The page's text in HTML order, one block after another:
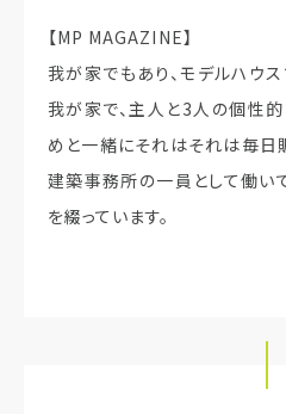
【MP MAGAZINE】
我が家でもあり、モデルハウ
我が家で、主人と3人の個性
めと一緒にそれはそれは毎日
建築事務所の一員として働い
を綴っています。